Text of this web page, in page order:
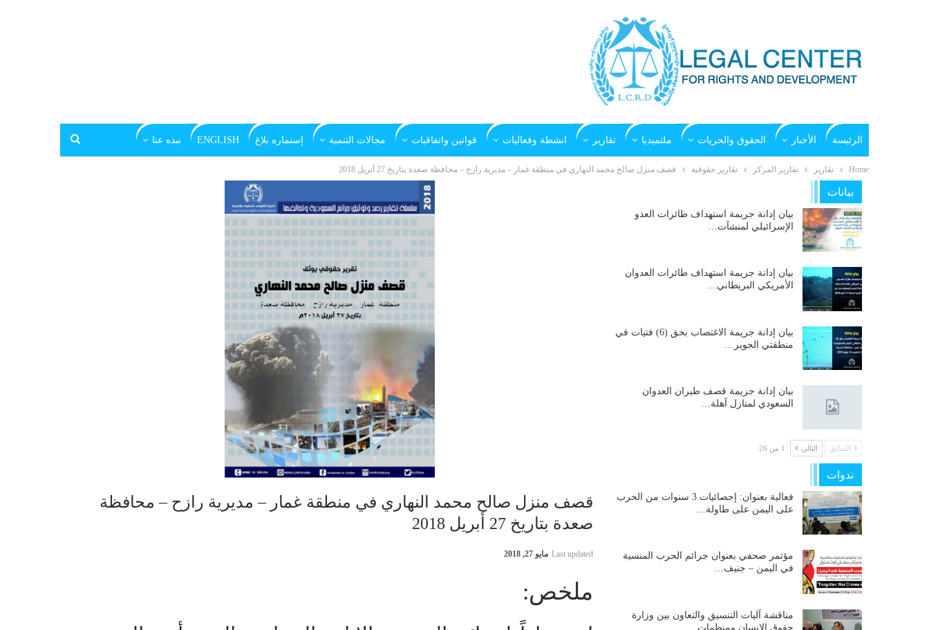
الرئيسة الأخبار الحقوق والحريات ملتميديا تقارير انشطة وفعاليات قوانين واتفاقيات مجالات التنمية إستماره بلاغ ENGLISH نبذه عنا
Home تقارير تقارير المركز تقارير حقوقية قصف منزل صالح محمد النهاري في منطقة غمار – مديرية رازح – محافظة صعدة بتاريخ 27 أبريل 2018
قصف منزل صالح محمد النهاري في منطقة غمار – مديرية رازح – محافظة
صعدة بتاريخ 27 أبريل 2018
Last updated مايو 27, 2018
ملخص:
بيانات
بيان إدانة جريمة استهداف طائرات العدو
الإسرائيلي لمنشآت…
بيان إدانة جريمة استهداف طائرات العدوان
الأمريكي البريطاني…
بيان إدانة جريمة الاغتصاب بحق (6) فتيات في
منطقتي الجوير…
بيان إدانة جريمة قصف طيران العدوان
السعودي لمنازل آهلة…
السابق التالي 1 من 26
ندوات
فعالية بعنوان: إحصائيات 3 سنوات من الحرب
على اليمن على طاولة…
مؤتمر صحفي بعنوان جرائم الحرب المنسية
في اليمن – جنيف…
مناقشة آليات التنسيق والتعاون بين وزارة
حقوق الإنسان ومنظمات…